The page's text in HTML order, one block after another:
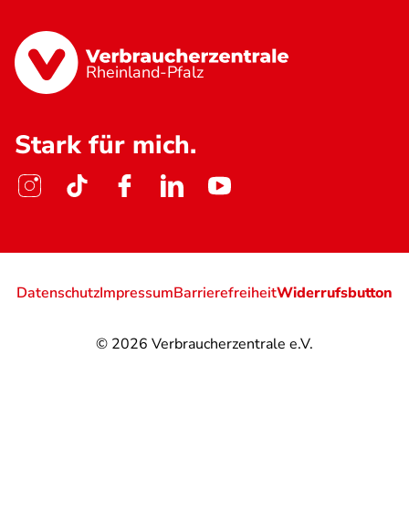
Rheinland-Pfalz
Stark für mich.
© 2026 Verbraucherzentrale e.V.
DatenschutzImpressumBarrierefreiheitWiderrufsbutton